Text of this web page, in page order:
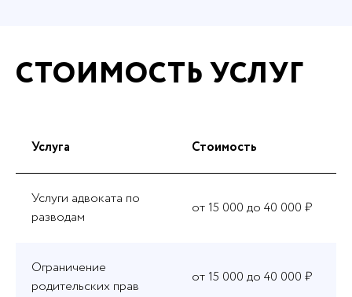
СТОИМОСТЬ УСЛУГ
Услуга Стоимость
Услуги адвоката по
разводам
от 15 000 до 40 000 ₽
Ограничение
родительских прав
от 15 000 до 40 000 ₽